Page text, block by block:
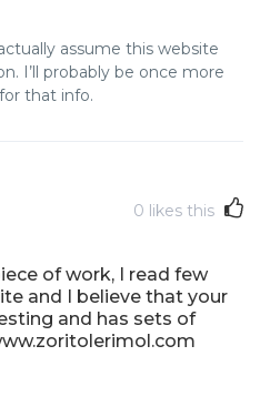
assume this website
I’ll probably be once more
that info.
0 likes this
of work, I read few
and I believe that your
and has sets of